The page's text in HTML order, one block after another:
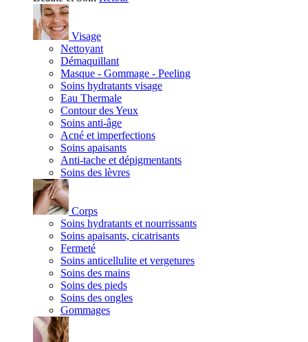
Visage
Nettoyant
Démaquillant
Masque - Gommage - Peeling
Soins hydratants visage
Eau Thermale
Contour des Yeux
Soins anti-âge
Acné et imperfections
Soins apaisants
Anti-tache et dépigmentants
Soins des lèvres
Corps
Soins hydratants et nourrissants
Soins apaisants, cicatrisants
Fermeté
Soins anticellulite et vergetures
Soins des mains
Soins des pieds
Soins des ongles
Gommages